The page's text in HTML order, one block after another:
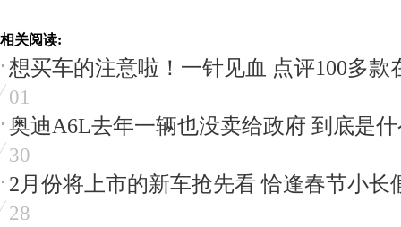
相关阅读:
想买车的注意啦！一针见血 点评100多款
01
奥迪A6L去年一辆也没卖给政府 到底是
30
2月份将上市的新车抢先看 恰逢春节小长
28